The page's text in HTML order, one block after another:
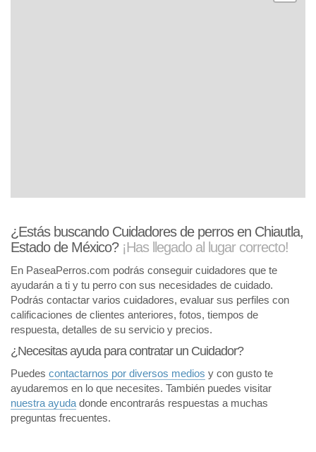
¿Estás buscando Cuidadores de perros en Chiautla,
Estado de México? ¡Has llegado al lugar correcto!
En PaseaPerros.com podrás conseguir cuidadores que te
ayudarán a ti y tu perro con sus necesidades de cuidado.
Podrás contactar varios cuidadores, evaluar sus perfiles con
calificaciones de clientes anteriores, fotos, tiempos de
respuesta, detalles de su servicio y precios.
¿Necesitas ayuda para contratar un Cuidador?
Puedes contactarnos por diversos medios y con gusto te
ayudaremos en lo que necesites. También puedes visitar
nuestra ayuda donde encontrarás respuestas a muchas
preguntas frecuentes.